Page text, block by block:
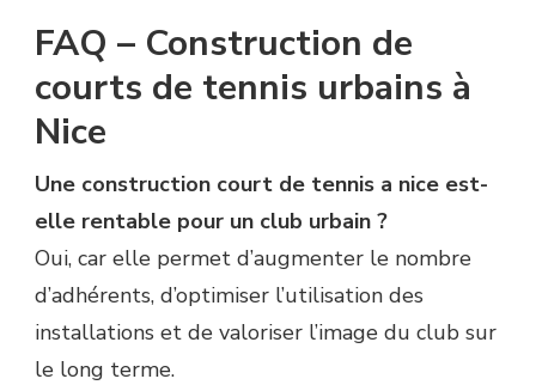
FAQ – Construction de
courts de tennis urbains à
Nice
Une construction court de tennis a nice est-
elle rentable pour un club urbain ?
Oui, car elle permet d’augmenter le nombre
d’adhérents, d’optimiser l’utilisation des
installations et de valoriser l’image du club sur
le long terme.